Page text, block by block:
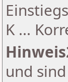
K ...
und